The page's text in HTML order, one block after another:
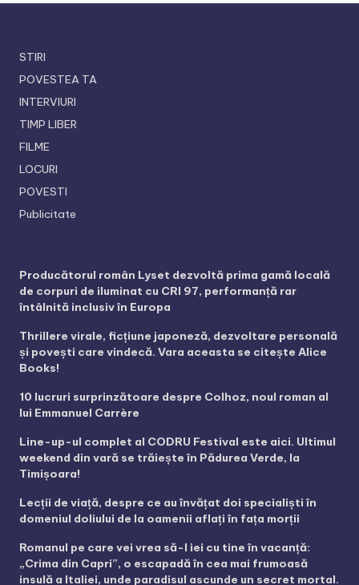
STIRI
POVESTEA TA
INTERVIURI
TIMP LIBER
FILME
LOCURI
POVESTI
Publicitate
Producătorul român Lyset dezvoltă prima gamă locală
de corpuri de iluminat cu CRI 97, performanță rar
întâlnită inclusiv în Europa
Thrillere virale, ficțiune japoneză, dezvoltare personală
și povești care vindecă. Vara aceasta se citește Alice
Books!
10 lucruri surprinzătoare despre Colhoz, noul roman al
lui Emmanuel Carrère
Line-up-ul complet al CODRU Festival este aici. Ultimul
weekend din vară se trăiește în Pădurea Verde, la
Timișoara!
Lecții de viață, despre ce au învățat doi specialiști în
domeniul doliului de la oamenii aflați în fața morții
Romanul pe care vei vrea să-l iei cu tine în vacanță:
„Crima din Capri”, o escapadă în cea mai frumoasă
insulă a Italiei, unde paradisul ascunde un secret mortal.